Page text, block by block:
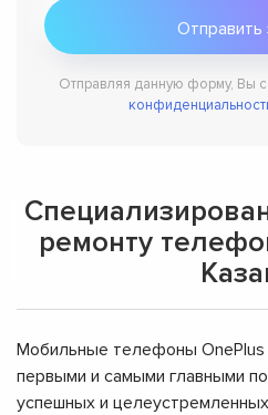
Отправляя данную форму, Вы
ремонту
Мобильные телефоны
первыми и самыми главными
успешных и